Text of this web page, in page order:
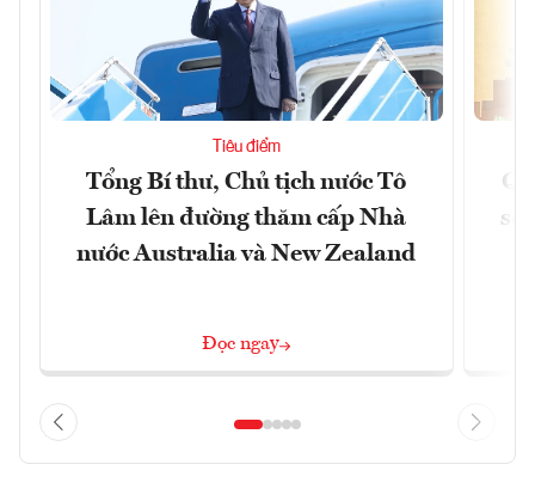
Tiêu điểm
Tổng Bí thư, Chủ tịch nước Tô
Lâm lên đường thăm cấp Nhà
nước Australia và New Zealand
Đọc ngay